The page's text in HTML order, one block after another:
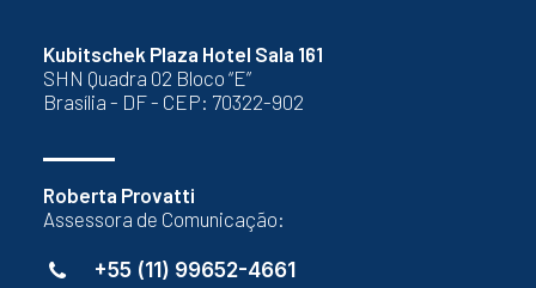
Kubitschek Plaza Hotel Sala 161
SHN Quadra 02 Bloco “E”
Brasília - DF - CEP: 70322-902
Roberta Provatti
Assessora de Comunicação:
+55 (11) 99652-4661